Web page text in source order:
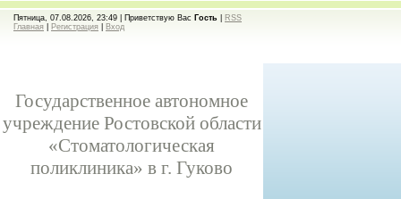
Пятница, 07.08.2026, 23:49 | Приветствую Вас Гость
RSS
Главная
Регистрация Вход
Государственное автономное
учреждение Ростовской области
«Стоматологическая
поликлиника» в г. Гуково